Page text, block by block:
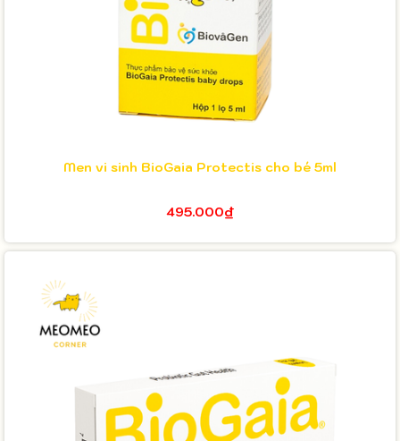
Men vi sinh BioGaia Protectis cho bé 5ml
495.000₫